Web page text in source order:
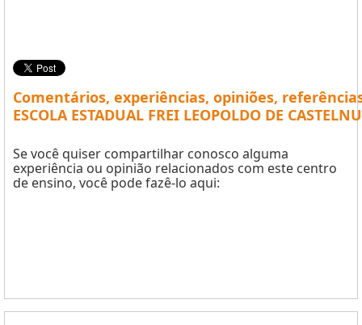
Comentários, experiências, opiniões,
ESCOLA ESTADUAL FREI LEOPOLDO DE
Se você quiser compartilhar conosco alguma
experiência ou opinião relacionados com este centro
de ensino, você pode fazê-lo aqui: